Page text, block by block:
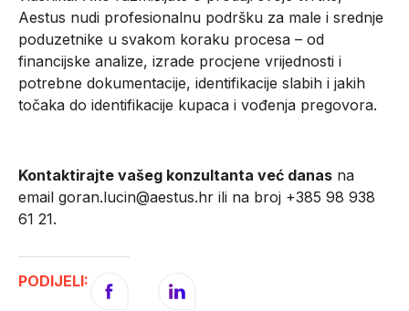
Aestus nudi profesionalnu podršku za male i srednje
poduzetnike u svakom koraku procesa – od
financijske analize, izrade procjene vrijednosti i
potrebne dokumentacije, identifikacije slabih i jakih
točaka do identifikacije kupaca i vođenja pregovora.
Kontaktirajte vašeg konzultanta već danas na
email goran.lucin@aestus.hr ili na broj +385 98 938
61 21.
PODIJELI: